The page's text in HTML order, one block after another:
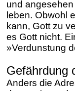
und
leben. Obwohl
kann, Gott zu
es Gott nicht.
»Verdunstung
Gefährdung
Anders die